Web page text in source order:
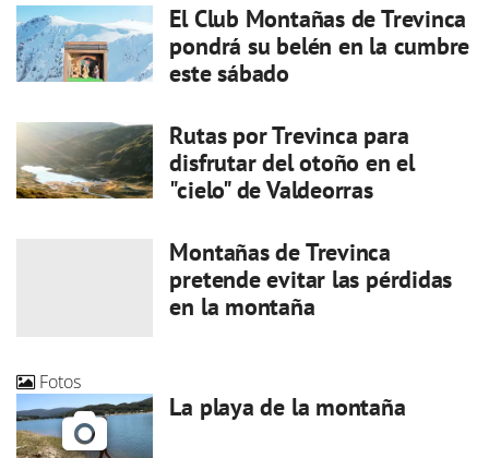
El Club Montañas de Trevinca
pondrá su belén en la cumbre
este sábado
Rutas por Trevinca para
disfrutar del otoño en el
"cielo" de Valdeorras
Montañas de Trevinca
pretende evitar las pérdidas
en la montaña
Fotos
La playa de la montaña